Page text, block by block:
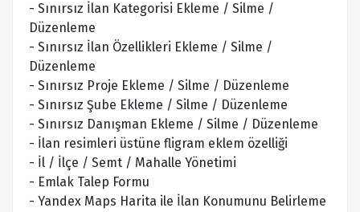
- Sınırsız İlan Kategorisi Ekleme / Silme /
Düzenleme
- Sınırsız İlan Özellikleri Ekleme / Silme /
Düzenleme
- Sınırsız Proje Ekleme / Silme / Düzenleme
- Sınırsız Şube Ekleme / Silme / Düzenleme
- Sınırsız Danışman Ekleme / Silme / Düzenleme
- İlan resimleri üstüne fligram eklem özelliği
- İl / İlçe / Semt / Mahalle Yönetimi
- Emlak Talep Formu
- Yandex Maps Harita ile İlan Konumunu Belirleme